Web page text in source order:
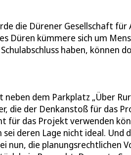
die Dürener Gesellschaft
Düren kümmere sich um
haben, können
dem Parkplatz „Über
die der Denkanstoß für das
für das Projekt verwenden
deren Lage nicht ideal.
nun, die planungsrechtlichen